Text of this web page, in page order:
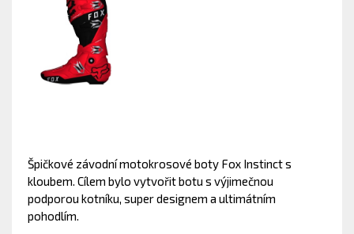
Špičkové závodní motokrosové boty Fox Instinct s
kloubem. Cílem bylo vytvořit botu s výjimečnou
podporou kotníku, super designem a ultimátním
pohodlím.